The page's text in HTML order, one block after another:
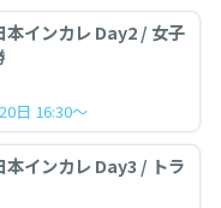
本インカレ Day2 / 女子
日 16:30～
本インカレ Day3 / トラ